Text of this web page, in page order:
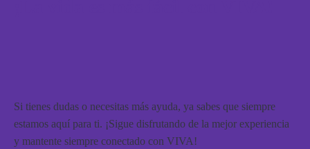
Si tienes dudas o necesitas más ayuda, ya sabes que siempre
estamos aquí para ti. ¡Sigue disfrutando de la mejor experiencia
y mantente siempre conectado con VIVA!